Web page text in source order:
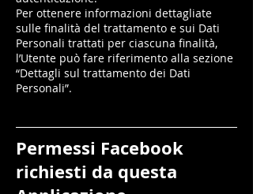
Per ottenere informazioni dettagliate
sulle finalità del trattamento e sui Dati
Personali trattati per ciascuna finalità,
l’Utente può fare riferimento alla sezione
“Dettagli sul trattamento dei Dati
Personali”.
Permessi Facebook
richiesti da questa